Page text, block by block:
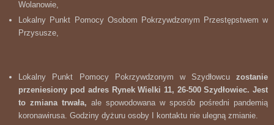
Wolanowie,
Lokalny Punkt Pomocy Osobom Pokrzywdzonym Przestępstwem w
Przysusze,
Lokalny Punkt Pomocy Pokrzywdzonym w Szydłowcu zostanie
przeniesiony pod adres Rynek Wielki 11, 26-500 Szydłowiec. Jest
to zmiana trwała,ale spowodowana w sposób pośredni pandemią
koronawirusa. Godziny dyżuru osoby I kontaktu nie ulegną zmianie.